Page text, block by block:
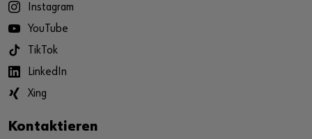
Instagram
YouTube
TikTok
LinkedIn
Xing
Kontaktieren